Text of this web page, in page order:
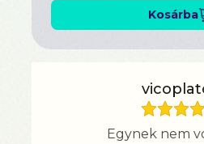
Kosárba
Egynek nem